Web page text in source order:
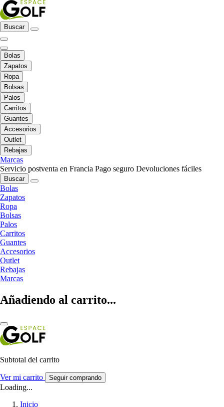
Buscar
Bolas
Zapatos
Ropa
Bolsas
Palos
Carritos
Guantes
Accesorios
Outlet
Rebajas
Marcas
Servicio postventa en Francia Pago seguro Devoluciones fáciles
Buscar
Bolas
Zapatos
Ropa
Bolsas
Palos
Carritos
Guantes
Accesorios
Outlet
Rebajas
Marcas
Añadiendo al carrito...
Subtotal del carrito
Ver mi carrito Seguir comprando
Loading...
Inicio